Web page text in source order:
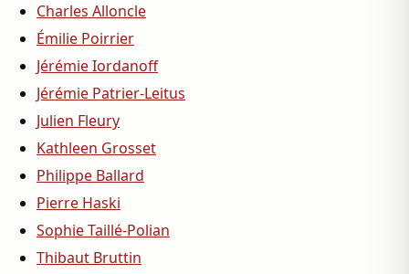
Charles Alloncle
Émilie Poirrier
Jérémie Iordanoff
Jérémie Patrier-Leitus
Julien Fleury
Kathleen Grosset
Philippe Ballard
Pierre Haski
Sophie Taillé-Polian
Thibaut Bruttin